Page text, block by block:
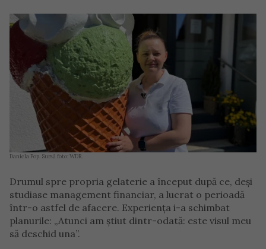
Daniela Pop. Sursă foto: WDR.
Drumul spre propria gelaterie a început după ce, deși
studiase management financiar, a lucrat o perioadă
într-o astfel de afacere. Experiența i-a schimbat
planurile: „Atunci am știut dintr-odată: este visul meu
să deschid una”.